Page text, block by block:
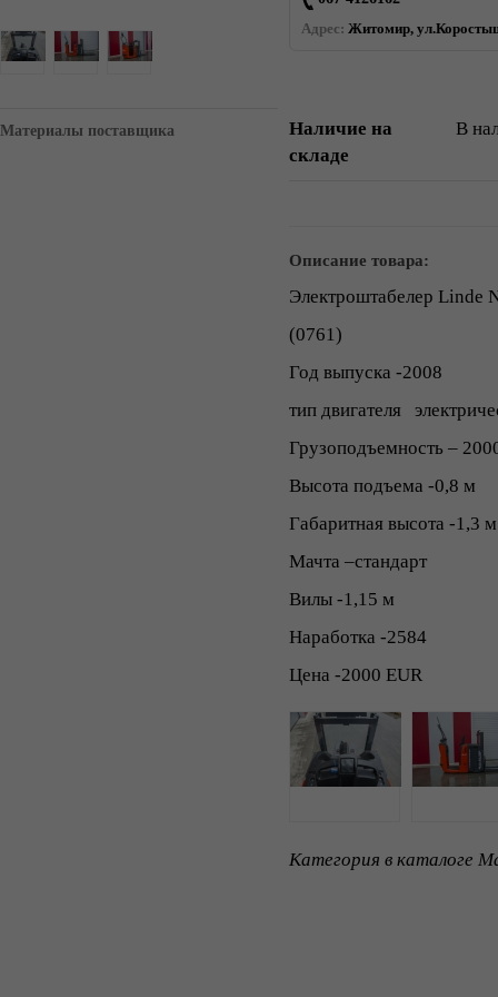
Материалы поставщика
Адрес: Житомир,
Наличие на
складе
В
Описание товара:
Электроштабелер Linde
(0761)
Год выпуска -2008
тип двигателя
Грузоподъемность –
Высота подъема -0,8 м
Габаритная высота -1,3 м
Мачта –стандарт
Вилы -1,15 м
Наработка -2584
Цена -2000 EUR
Категория в каталоге